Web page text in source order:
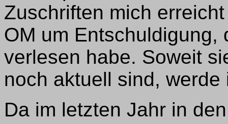
Zuschriften mich
OM um Entschuldigung,
verlesen habe. Soweit
noch aktuell sind,
Da im letzten Jahr in